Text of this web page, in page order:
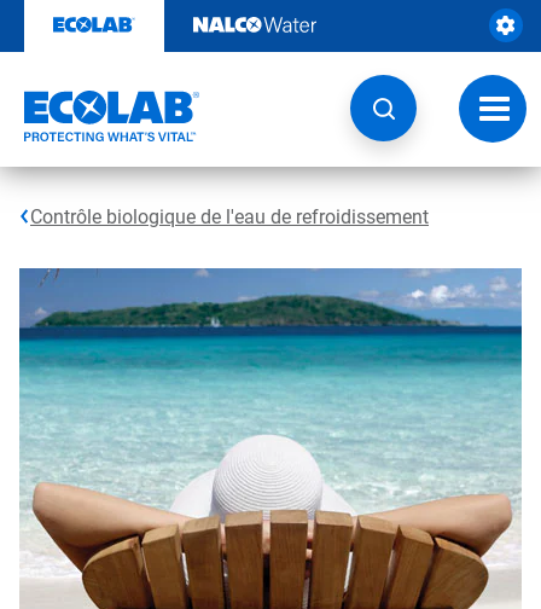
contenu​​​​​​​
à
Contrôle biologique de l'eau de refroidissement